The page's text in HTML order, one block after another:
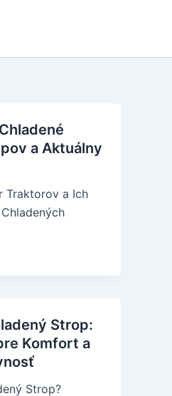
a Aktuálny
Traktorov a Ich
Strop:
Komfort a
Strop?